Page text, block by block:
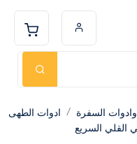
السفرة
ادوات الطهى
القلي السريع